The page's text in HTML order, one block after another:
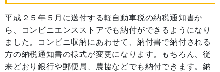
平成２５年５月に送付する軽自動車税の納税通知書か
ら、コンビニエンスストアでも納付ができるようになり
ました。コンビニ収納にあわせて、納付書で納付される
方の納税通知書の様式が変更になります。もちろん、従
来どおり銀行や郵便局、農協などでも納付できます。納